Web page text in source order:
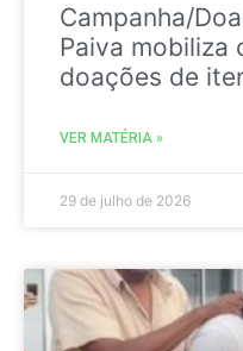
Campanha/
Paiva mobiliza
doações de
VER MATÉRIA »
29 de julho de 2026